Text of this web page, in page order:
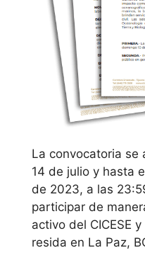
La convocatoria se
14 de julio y hasta
de 2023, a las
participar de
activo del CICESE
resida en La Paz,